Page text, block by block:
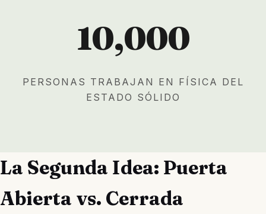
10,000
PERSONAS TRABAJAN EN FÍSICA DEL
ESTADO SÓLIDO
La Segunda Idea: Puerta
Abierta vs. Cerrada